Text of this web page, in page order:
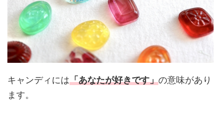
キャンディには「あなたが好きです」の意味があり
ます。